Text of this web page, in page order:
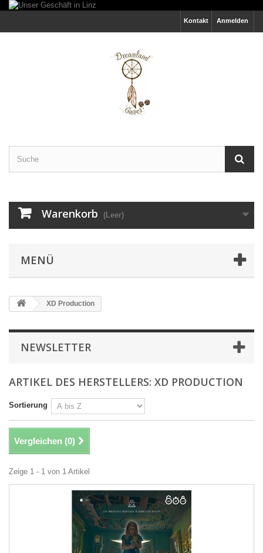
Anmelden
Kontakt
Warenkorb (Leer)
MENÜ
XD Production
NEWSLETTER
ARTIKEL DES HERSTELLERS: XD PRODUCTION
Sortierung
Vergleichen (0)
Zeige 1 - 1 von 1 Artikel